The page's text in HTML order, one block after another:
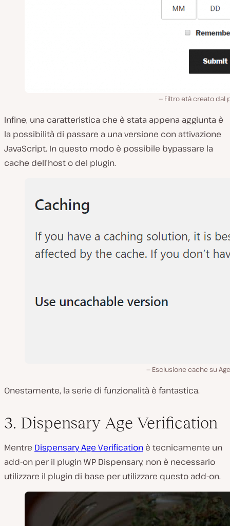
Filtro età creato dal
Infine, una caratteristica che è stata appena aggiunta è
la possibilità di passare a una versione con attivazione
JavaScript. In questo modo è possibile bypassare la
cache dell’host o del plugin.
Esclusione cache su
Onestamente, la serie di funzionalità è fantastica.
3. Dispensary Age Verification
Mentre Dispensary Age Verification è tecnicamente un
add-on per il plugin WP Dispensary, non è necessario
utilizzare il plugin di base per utilizzare questo add-on.